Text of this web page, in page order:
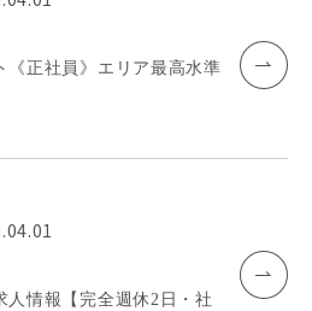
《正社員》エリア最高水準
人情報【完全週休2日・社